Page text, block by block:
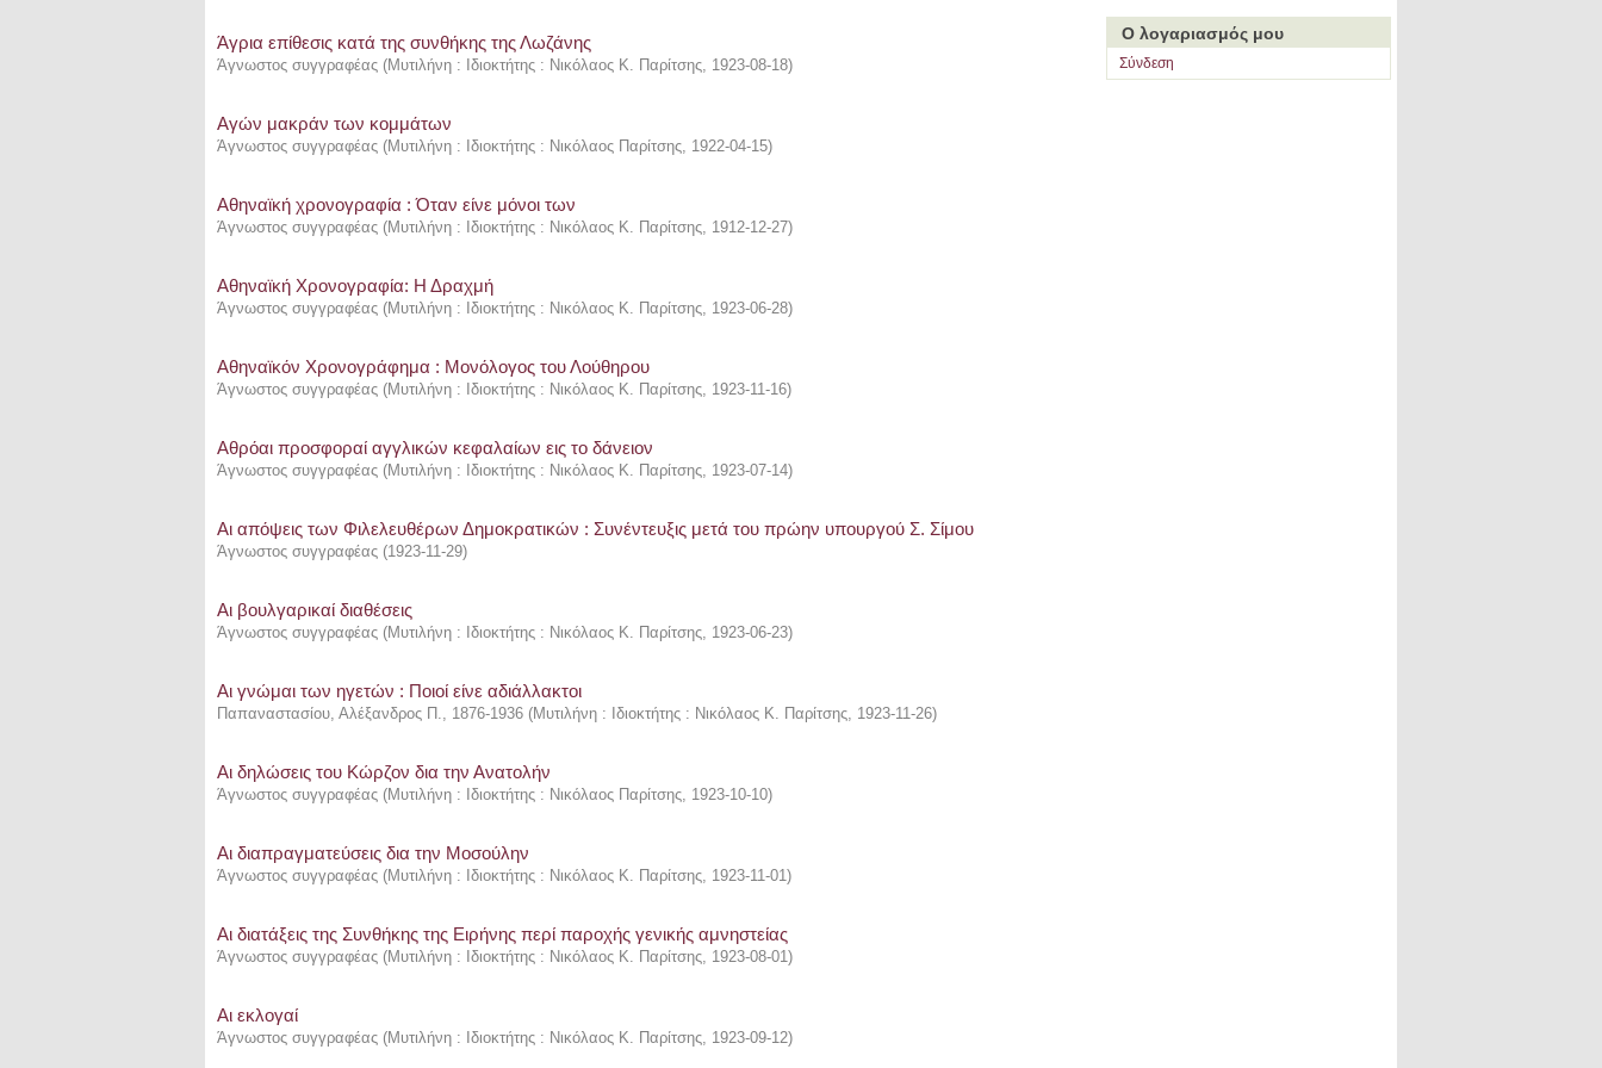
Άγρια επίθεσις κατά της συνθήκης της Λωζάνης
Άγνωστος συγγραφέας (Μυτιλήνη : Ιδιοκτήτης : Νικόλαος Κ. Παρίτσης, 1923-08-18)
Αγών μακράν των κομμάτων
Άγνωστος συγγραφέας (Μυτιλήνη : Ιδιοκτήτης : Νικόλαος Παρίτσης, 1922-04-15)
Αθηναϊκή χρονογραφία : Όταν είνε μόνοι των
Άγνωστος συγγραφέας (Μυτιλήνη : Ιδιοκτήτης : Νικόλαος Κ. Παρίτσης, 1912-12-27)
Αθηναϊκή Χρονογραφία: Η Δραχμή
Άγνωστος συγγραφέας (Μυτιλήνη : Ιδιοκτήτης : Νικόλαος Κ. Παρίτσης, 1923-06-28)
Αθηναϊκόν Χρονογράφημα : Μονόλογος του Λούθηρου
Άγνωστος συγγραφέας (Μυτιλήνη : Ιδιοκτήτης : Νικόλαος Κ. Παρίτσης, 1923-11-16)
Αθρόαι προσφοραί αγγλικών κεφαλαίων εις το δάνειον
Άγνωστος συγγραφέας (Μυτιλήνη : Ιδιοκτήτης : Νικόλαος Κ. Παρίτσης, 1923-07-14)
Αι απόψεις των Φιλελευθέρων Δημοκρατικών : Συνέντευξις μετά του πρώην υπουργού Σ. Σίμου
Άγνωστος συγγραφέας (1923-11-29)
Αι βουλγαρικαί διαθέσεις
Άγνωστος συγγραφέας (Μυτιλήνη : Ιδιοκτήτης : Νικόλαος Κ. Παρίτσης, 1923-06-23)
Αι γνώμαι των ηγετών : Ποιοί είνε αδιάλλακτοι
Παπαναστασίου, Αλέξανδρος Π., 1876-1936 (Μυτιλήνη : Ιδιοκτήτης : Νικόλαος Κ. Παρίτσης, 1923-11-26)
Αι δηλώσεις του Κώρζον δια την Ανατολήν
Άγνωστος συγγραφέας (Μυτιλήνη : Ιδιοκτήτης : Νικόλαος Παρίτσης, 1923-10-10)
Αι διαπραγματεύσεις δια την Μοσούλην
Άγνωστος συγγραφέας (Μυτιλήνη : Ιδιοκτήτης : Νικόλαος Κ. Παρίτσης, 1923-11-01)
Αι διατάξεις της Συνθήκης της Ειρήνης περί παροχής γενικής αμνηστείας
Άγνωστος συγγραφέας (Μυτιλήνη : Ιδιοκτήτης : Νικόλαος Κ. Παρίτσης, 1923-08-01)
Αι εκλογαί
Άγνωστος συγγραφέας (Μυτιλήνη : Ιδιοκτήτης : Νικόλαος Κ. Παρίτσης, 1923-09-12)
Ο λογαριασμός μου
Σύνδεση